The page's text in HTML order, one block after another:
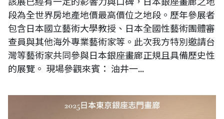
段為全世界房地產地價最高價位之地段。歷年參展者
包含日本國立藝術大學教授、日本全國性藝術團體審
查員與其他海外專業藝術家等。此次我方特別邀請台
灣等藝術家共同參與日本銀座畫廊正規且具備歷史性
的展覽。 現場參觀來賓： 油井一...
2025年日本東京銀座志門畫廊《GENTEN新春藝術博覽會》（現場直擊）